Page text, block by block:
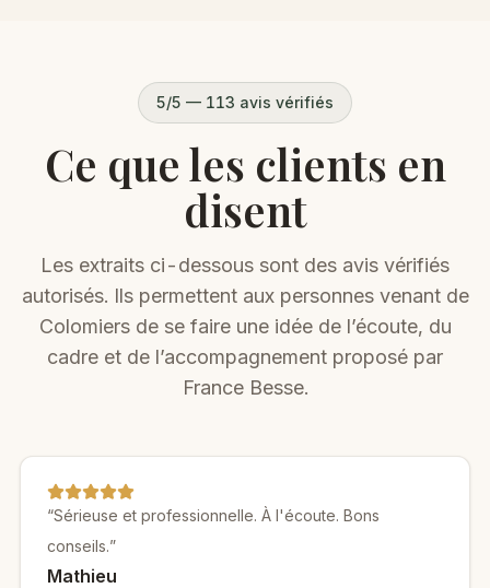
5/5 — 113 avis vérifiés
Ce que les clients en
disent
Les extraits ci-dessous sont des avis vérifiés
autorisés. Ils permettent aux personnes venant de
Colomiersde se faire une idée de l’écoute, du
cadre et de l’accompagnement proposé par
France Besse.
“Sérieuse et professionnelle. À l'écoute. Bons
conseils.”
Mathieu